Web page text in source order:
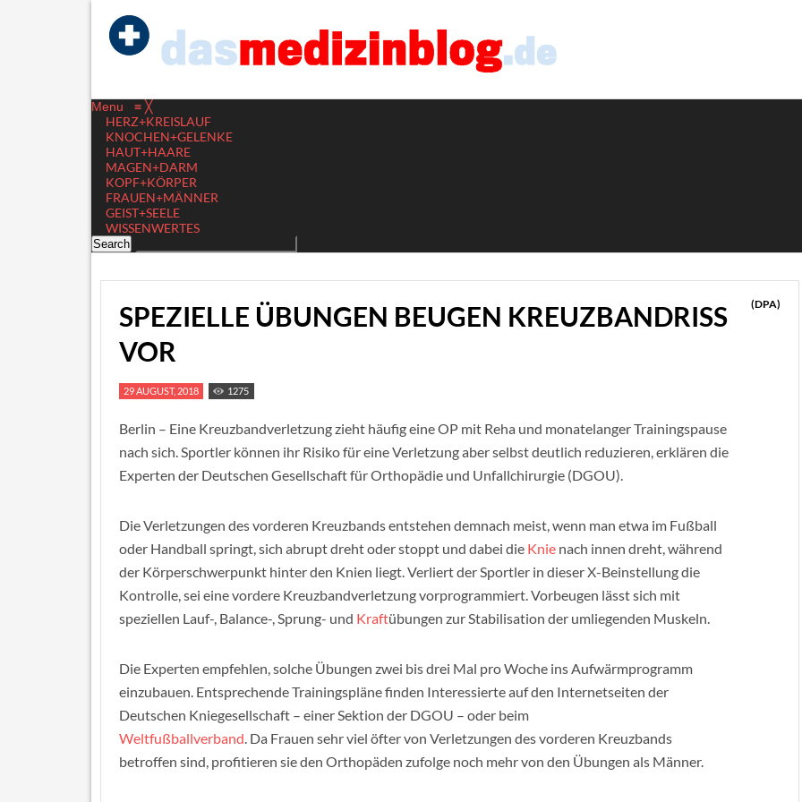
Menu ≡ ╳
HERZ+KREISLAUF
KNOCHEN+GELENKE
HAUT+HAARE
MAGEN+DARM
KOPF+KÖRPER
FRAUEN+MÄNNER
GEIST+SEELE
WISSENWERTES
SPEZIELLE ÜBUNGEN BEUGEN KREUZBANDRISS
VOR
(DPA)
29 AUGUST, 2018 1275
Berlin – Eine Kreuzbandverletzung zieht häufig eine OP mit Reha und monatelanger Trainingspause
nach sich. Sportler können ihr Risiko für eine Verletzung aber selbst deutlich reduzieren, erklären die
Experten der Deutschen Gesellschaft für Orthopädie und Unfallchirurgie (DGOU).
Die Verletzungen des vorderen Kreuzbands entstehen demnach meist, wenn man etwa im Fußball
oder Handball springt, sich abrupt dreht oder stoppt und dabei die Knie nach innen dreht, während
der Körperschwerpunkt hinter den Knien liegt. Verliert der Sportler in dieser X-Beinstellung die
Kontrolle, sei eine vordere Kreuzbandverletzung vorprogrammiert. Vorbeugen lässt sich mit
speziellen Lauf-, Balance-, Sprung- und Kraftübungen zur Stabilisation der umliegenden Muskeln.
Die Experten empfehlen, solche Übungen zwei bis drei Mal pro Woche ins Aufwärmprogramm
einzubauen. Entsprechende Trainingspläne finden Interessierte auf den Internetseiten der
Deutschen Kniegesellschaft – einer Sektion der DGOU – oder beim
Weltfußballverband. Da Frauen sehr viel öfter von Verletzungen des vorderen Kreuzbands
betroffen sind, profitieren sie den Orthopäden zufolge noch mehr von den Übungen als Männer.